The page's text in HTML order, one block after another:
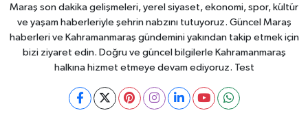
Maraş son dakika gelişmeleri, yerel siyaset, ekonomi, spor, kültür
ve yaşam haberleriyle şehrin nabzını tutuyoruz. Güncel Maraş
haberleri ve Kahramanmaraş gündemini yakından takip etmek için
bizi ziyaret edin. Doğru ve güncel bilgilerle Kahramanmaraş
halkına hizmet etmeye devam ediyoruz. Test